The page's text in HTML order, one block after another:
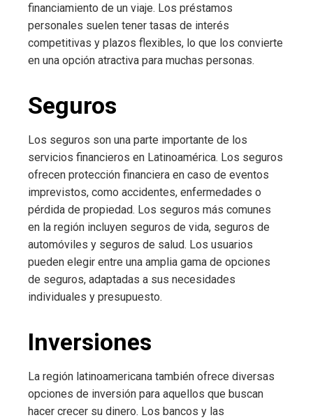
financiamiento de un viaje. Los préstamos
personales suelen tener tasas de interés
competitivas y plazos flexibles, lo que los convierte
en una opción atractiva para muchas personas.
Seguros
Los seguros son una parte importante de los
servicios financieros en Latinoamérica. Los seguros
ofrecen protección financiera en caso de eventos
imprevistos, como accidentes, enfermedades o
pérdida de propiedad. Los seguros más comunes
en la región incluyen seguros de vida, seguros de
automóviles y seguros de salud. Los usuarios
pueden elegir entre una amplia gama de opciones
de seguros, adaptadas a sus necesidades
individuales y presupuesto.
Inversiones
La región latinoamericana también ofrece diversas
opciones de inversión para aquellos que buscan
hacer crecer su dinero. Los bancos y las